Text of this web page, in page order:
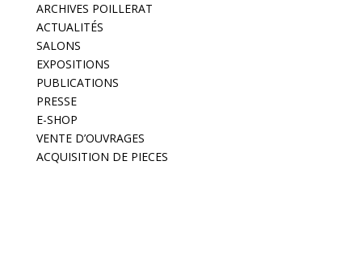
ARCHIVES POILLERAT
ACTUALITÉS
SALONS
EXPOSITIONS
PUBLICATIONS
PRESSE
E-SHOP
VENTE D’OUVRAGES
ACQUISITION DE PIECES